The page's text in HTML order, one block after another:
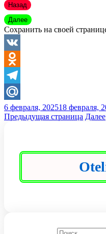
Назад
Далее
Сохранить на своей
VK
Odnoklassniki
Telegram
Mail.Ru
6 февраля, 202518 февраля,
Предыдущая страница Далее
Найти: